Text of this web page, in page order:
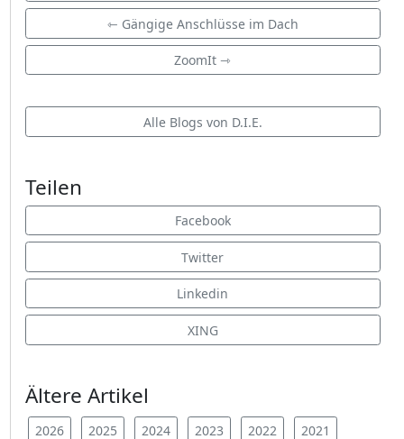
⇽ Gängige Anschlüsse im Dach
ZoomIt ⇾
Alle Blogs von D.I.E.
Teilen
Facebook
Twitter
Linkedin
XING
Ältere Artikel
2026 2025 2024 2023 2022 2021